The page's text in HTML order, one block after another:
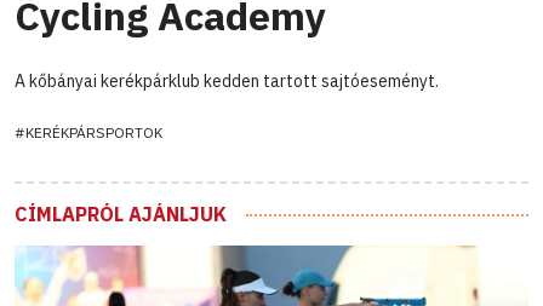
Cycling Academy
A kőbányai kerékpárklub kedden tartott sajtóeseményt.
#KERÉKPÁRSPORTOK
CÍMLAPRÓL AJÁNLJUK